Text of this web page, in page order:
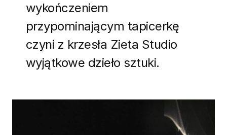
wykończeniem
przypominającym tapicerkę
czyni z krzesła Zieta Studio
wyjątkowe dzieło sztuki.